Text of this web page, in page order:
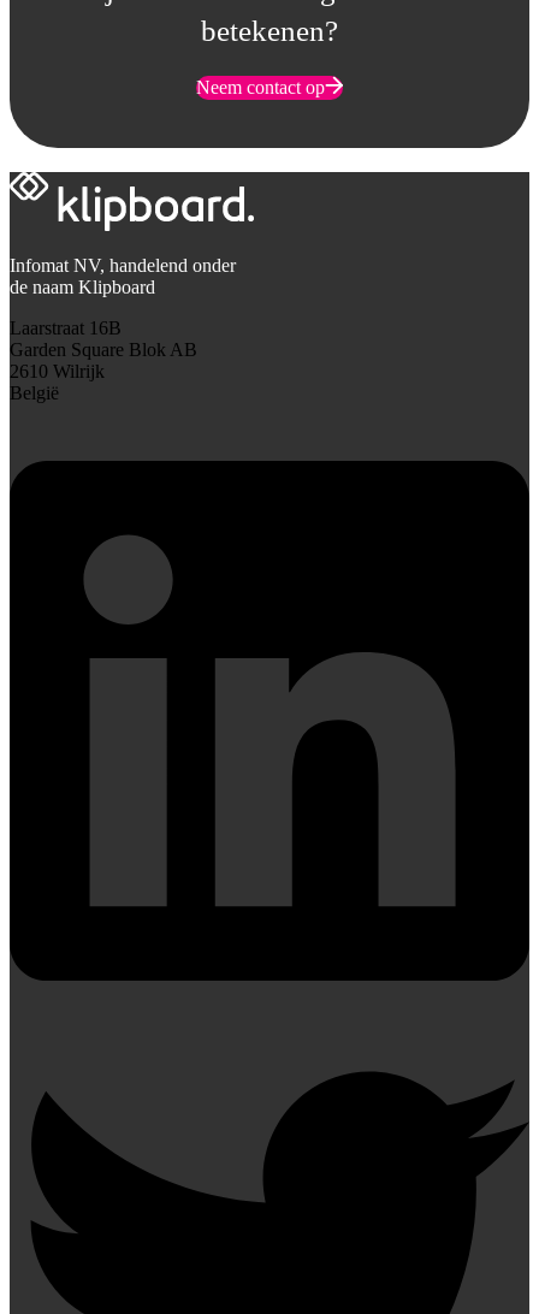
betekenen?
Neem contact op
Infomat NV, handelend onder
de naam Klipboard
Laarstraat 16B
Garden Square Blok AB
2610 Wilrijk
België